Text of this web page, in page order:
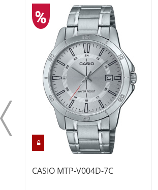
CASIO MTP-V004D-7C